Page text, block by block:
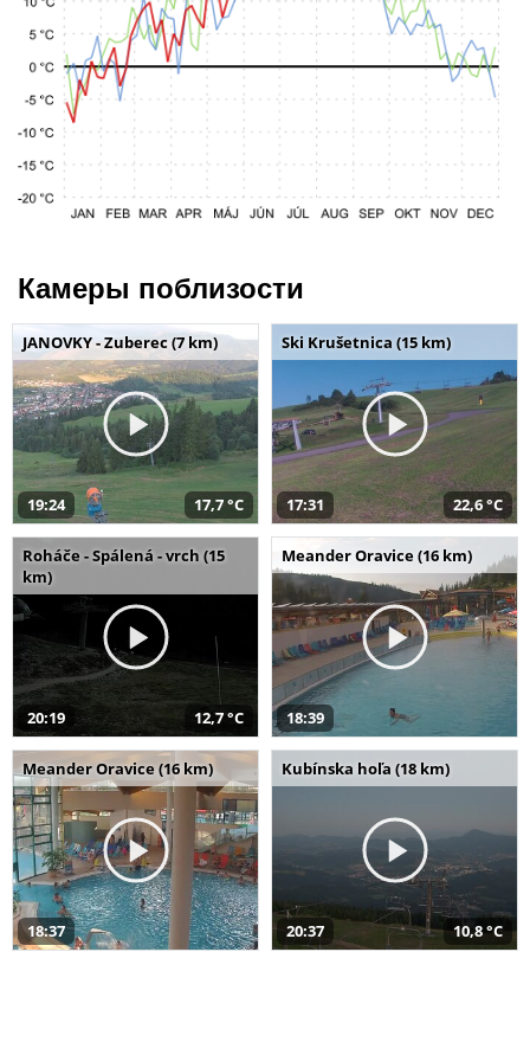
Камеры поблизости
JANOVKY - Zuberec (7 km)
19:24 17,7 °C
Ski Krušetnica (15 km)
17:31 22,6 °C
Roháče - Spálená - vrch (15
km)
20:19 12,7 °C
Meander Oravice (16 km)
18:39
Meander Oravice (16 km)
18:37
Kubínska hoľa (18 km)
20:37 10,8 °C